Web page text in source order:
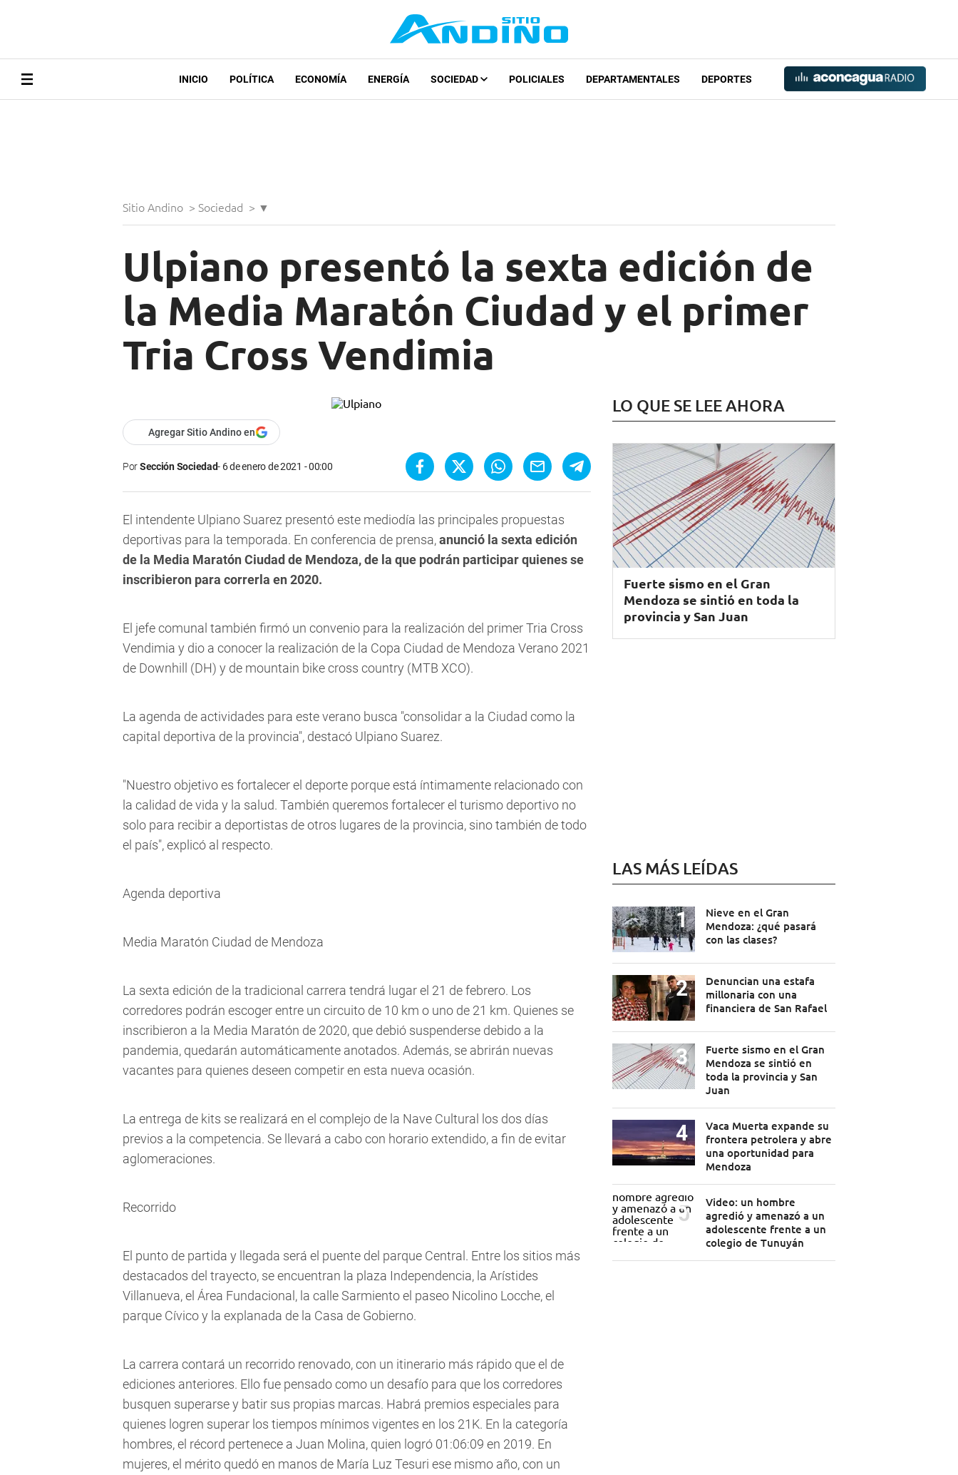
INICIO POLÍTICA ECONOMÍA ENERGÍA SOCIEDAD POLICIALES DEPARTAMENTALES DEPORTES
Sitio Andino > Sociedad > ▼
Ulpiano presentó la sexta edición de
la Media Maratón Ciudad y el primer
Tria Cross Vendimia
Agregar Sitio Andino en
PorSección Sociedad 6 de enero de 2021 - 00:00
El intendente Ulpiano Suarez presentó este mediodía las principales propuestas
deportivas para la temporada. En conferencia de prensa,anunció la sexta edición
de la Media Maratón Ciudad de Mendoza, de la que podrán participar quienes se
inscribieron para correrla en 2020.
El jefe comunal también firmó un convenio para la realización del primer Tria Cross
Vendimia y dio a conocer la realización de la Copa Ciudad de Mendoza Verano 2021
de Downhill (DH) y de mountain bike cross country (MTB XCO).
La agenda de actividades para este verano busca "consolidar a la Ciudad como la
capital deportiva de la provincia", destacó Ulpiano Suarez.
"Nuestro objetivo es fortalecer el deporte porque está íntimamente relacionado con
la calidad de vida y la salud. También queremos fortalecer el turismo deportivo no
solo para recibir a deportistas de otros lugares de la provincia, sino también de todo
el país", explicó al respecto.
Agenda deportiva
Media Maratón Ciudad de Mendoza
La sexta edición de la tradicional carrera tendrá lugar el 21 de febrero. Los
corredores podrán escoger entre un circuito de 10 km o uno de 21 km. Quienes se
inscribieron a la Media Maratón de 2020, que debió suspenderse debido a la
pandemia, quedarán automáticamente anotados. Además, se abrirán nuevas
vacantes para quienes deseen competir en esta nueva ocasión.
La entrega de kits se realizará en el complejo de la Nave Cultural los dos días
previos a la competencia. Se llevará a cabo con horario extendido, a fin de evitar
aglomeraciones.
Recorrido
El punto de partida y llegada será el puente del parque Central. Entre los sitios más
destacados del trayecto, se encuentran la plaza Independencia, la Arístides
Villanueva, el Área Fundacional, la calle Sarmiento el paseo Nicolino Locche, el
parque Cívico y la explanada de la Casa de Gobierno.
La carrera contará un recorrido renovado, con un itinerario más rápido que el de
ediciones anteriores. Ello fue pensado como un desafío para que los corredores
busquen superarse y batir sus propias marcas. Habrá premios especiales para
quienes logren superar los tiempos mínimos vigentes en los 21K. En la categoría
hombres, el récord pertenece a Juan Molina, quien logró 01:06:09 en 2019. En
mujeres, el mérito quedó en manos de María Luz Tesuri ese mismo año, con un
LO QUE SE LEE AHORA
Fuerte sismo en el Gran
Mendoza se sintió en toda la
provincia y San Juan
LAS MÁS LEÍDAS
Nieve en el Gran
Mendoza: ¿qué pasará
con las clases?
Denuncian una estafa
millonaria con una
financiera de San Rafael
Fuerte sismo en el Gran
Mendoza se sintió en
toda la provincia y San
Juan
Vaca Muerta expande su
frontera petrolera y abre
una oportunidad para
Mendoza
Video: un hombre
agredió y amenazó a un
adolescente frente a un
colegio de Tunuyán